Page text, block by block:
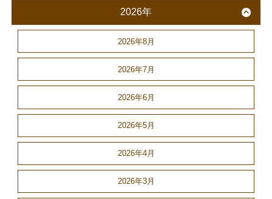
2026年
2026年8月
2026年7月
2026年6月
2026年5月
2026年4月
2026年3月